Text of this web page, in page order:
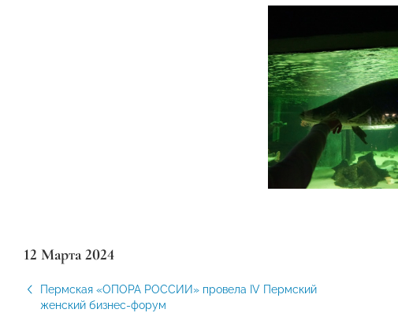
12 Марта 2024
Пермская «ОПОРА РОССИИ» провела IV Пермский
женский бизнес-форум